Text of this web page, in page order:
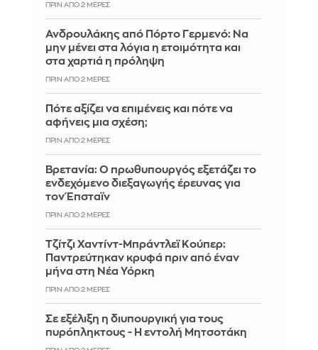
ΠΡΙΝ ΑΠΌ 2 ΜΈΡΕΣ
Ανδρουλάκης από Πόρτο Γερμενό: Να
μην μένει στα λόγια η ετοιμότητα και
στα χαρτιά η πρόληψη
ΠΡΙΝ ΑΠΌ 2 ΜΈΡΕΣ
Πότε αξίζει να επιμένεις και πότε να
αφήνεις μια σχέση;
ΠΡΙΝ ΑΠΌ 2 ΜΈΡΕΣ
Βρετανία: Ο πρωθυπουργός εξετάζει το
ενδεχόμενο διεξαγωγής έρευνας για
τον Έπσταϊν
ΠΡΙΝ ΑΠΌ 2 ΜΈΡΕΣ
Τζίτζι Χαντίντ-Μπράντλεϊ Κούπερ:
Παντρεύτηκαν κρυφά πριν από έναν
μήνα στη Νέα Υόρκη
ΠΡΙΝ ΑΠΌ 2 ΜΈΡΕΣ
Σε εξέλιξη η διυπουργική για τους
πυρόπληκτους - Η εντολή Μητσοτάκη